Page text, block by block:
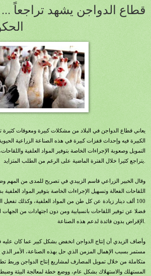
قطاع الدواجن يشهد تراجعاً
يعاني قطاع الدواجن في البلاد من مشكلات كبيرة ومعوقات كثيرة
الكبيرة فيه وإحداث قفزات كبيرة في هذه الصناعة الزراعية
التمويل وصعوبة الإجراءات الخاصة بتوفير المواد العلفية
يتراجع كثيرا خلال الفترة الماضية على الرغم من الطلب المتزايد.
وقال الخبير الزراعي قاسم الزبيدي في تصريح للمدى من المهم
اللقاحات الفعالة وتسهيل الإجراءات الخاصة بتوفير المواد العلفية
100 ألف دينار زيادة عن كل طن من المواد العلفية، وكذلك تفعيل
فضلا عن توفير اللقاحات بانسيابية ومن دون اجتهادات من الجهات
الإقراض بدون فائدة لدعم هذه الصناعة.
وأضاف الزيدي أن إنتاج الدواجن انخفض بشكل كبير عما كان عليه
مستمر بسبب الإهمال المزمن الذي حل بهذه الصناعة، الأمر
متكاملة من خلال تمويل المصارف لمشاريع إنتاج الدواجن وربط
المستهلك والاستهلاك بشكل عام، ووضع خطة لمعالجة البيئة وضبط